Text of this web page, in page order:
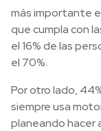
más importante
que cumpla con
el 16% de las
el 70%.
Por otro lado,
siempre usa
planeando hacer